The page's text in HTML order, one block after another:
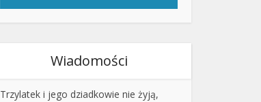
Wiadomości
Trzylatek i jego dziadkowie nie żyją,